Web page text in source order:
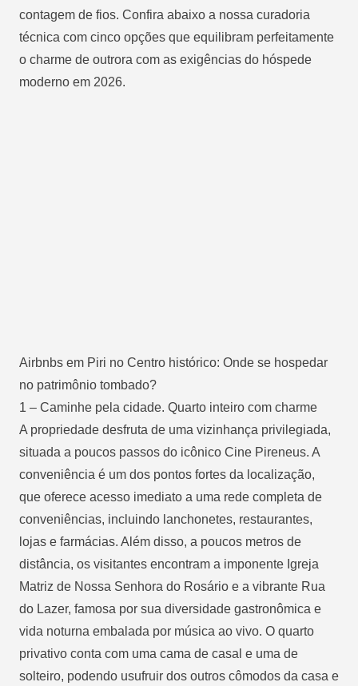
contagem de fios. Confira abaixo a nossa curadoria
técnica com cinco opções que equilibram perfeitamente
o charme de outrora com as exigências do hóspede
moderno em 2026.
Airbnbs em Piri no Centro histórico: Onde se hospedar
no patrimônio tombado?
1 – Caminhe pela cidade. Quarto inteiro com charme
A propriedade desfruta de uma vizinhança privilegiada,
situada a poucos passos do icônico Cine Pireneus. A
conveniência é um dos pontos fortes da localização,
que oferece acesso imediato a uma rede completa de
conveniências, incluindo lanchonetes, restaurantes,
lojas e farmácias. Além disso, a poucos metros de
distância, os visitantes encontram a imponente Igreja
Matriz de Nossa Senhora do Rosário e a vibrante Rua
do Lazer, famosa por sua diversidade gastronômica e
vida noturna embalada por música ao vivo. O quarto
privativo conta com uma cama de casal e uma de
solteiro, podendo usufruir dos outros cômodos da casa e